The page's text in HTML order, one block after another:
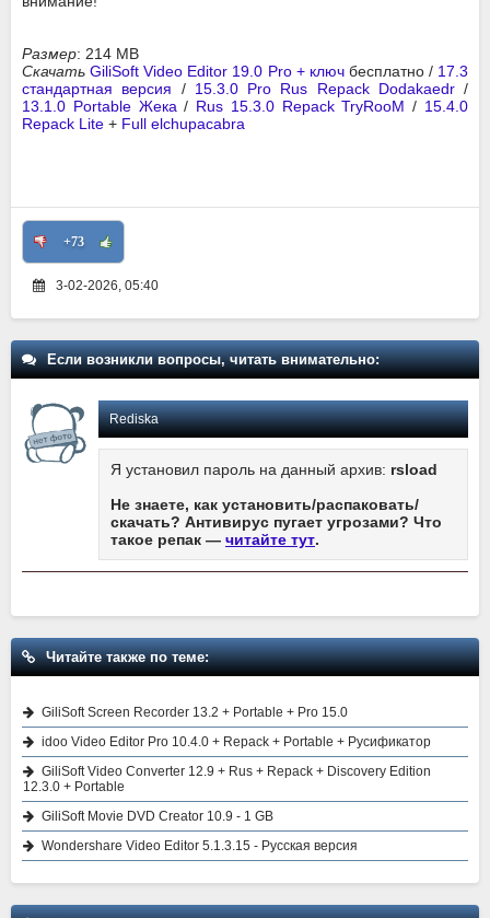
Размер: 214 MB
СкачатьGiliSoft Video Editor 19.0 Pro + ключбесплатно / 17.3
стандартная версия / 15.3.0 Pro Rus Repack Dodakaedr/
13.1.0 Portable Жека / Rus 15.3.0 Repack TryRooM / 15.4.0
Repack Lite + Full elchupacabra
+73
3-02-2026, 05:40
Если возникли вопросы, читать внимательно:
Rediska
Я установил пароль на данный архив: rsload
Не знаете, как установить/распаковать/
скачать? Антивирус пугает угрозами? Что
такое репак — читайте тут.
Читайте также по теме:
GiliSoft Screen Recorder 13.2 + Portable + Pro 15.0
idoo Video Editor Pro 10.4.0 + Repack + Portable + Русификатор
GiliSoft Video Converter 12.9 + Rus + Repack + Discovery Edition
12.3.0 + Portable
GiliSoft Movie DVD Creator 10.9 - 1 GB
Wondershare Video Editor 5.1.3.15 - Русская версия